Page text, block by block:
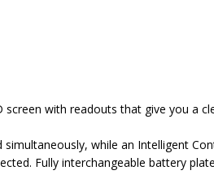
screen with readouts that give you
while an Intelligent
Fully interchangeable battery